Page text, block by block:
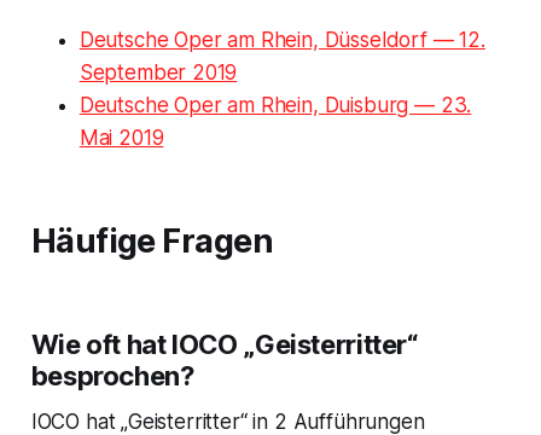
Deutsche Oper am Rhein, Düsseldorf — 12.
September 2019
Deutsche Oper am Rhein, Duisburg — 23.
Mai 2019
Häufige Fragen
Wie oft hat IOCO „Geisterritter“
besprochen?
IOCO hat „Geisterritter“ in 2 Aufführungen